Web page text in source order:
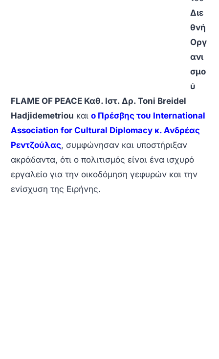
Διε
θνή
Οργ
ανι
σμο
ύ
FLAME OF PEACE Καθ. Ιστ. Δρ. Toni Breidel
Hadjidemetriou και ο Πρέσβης του International
Association for Cultural Diplomacy κ. Ανδρέας
Ρεντζούλας, συμφώνησαν και υποστήριξαν
ακράδαντα, ότι ο πολιτισμός είναι ένα ισχυρό
εργαλείο για την οικοδόμηση γεφυρών και την
ενίσχυση της Ειρήνης.